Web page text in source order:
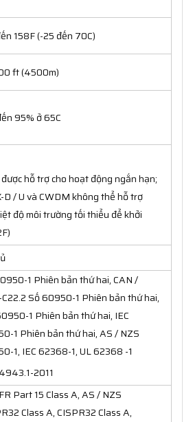
158F (-25 đến 70C)
ft (4500m)
95% ở 65C
hỗ trợ cho hoạt động ngắn hạn;
D / U và CWDM không thể hỗ trợ
độ môi trường tối thiểu để khởi
1 Phiên bản thứ hai, CAN /
Số 60950-1 Phiên bản thứ hai,
1 Phiên bản thứ hai, IEC
1 Phiên bản thứ hai, AS / NZS
1, IEC 62368-1, UL 62368 -1
2011
Part 15 Class A, AS / NZS
Class A, CISPR32 Class A,